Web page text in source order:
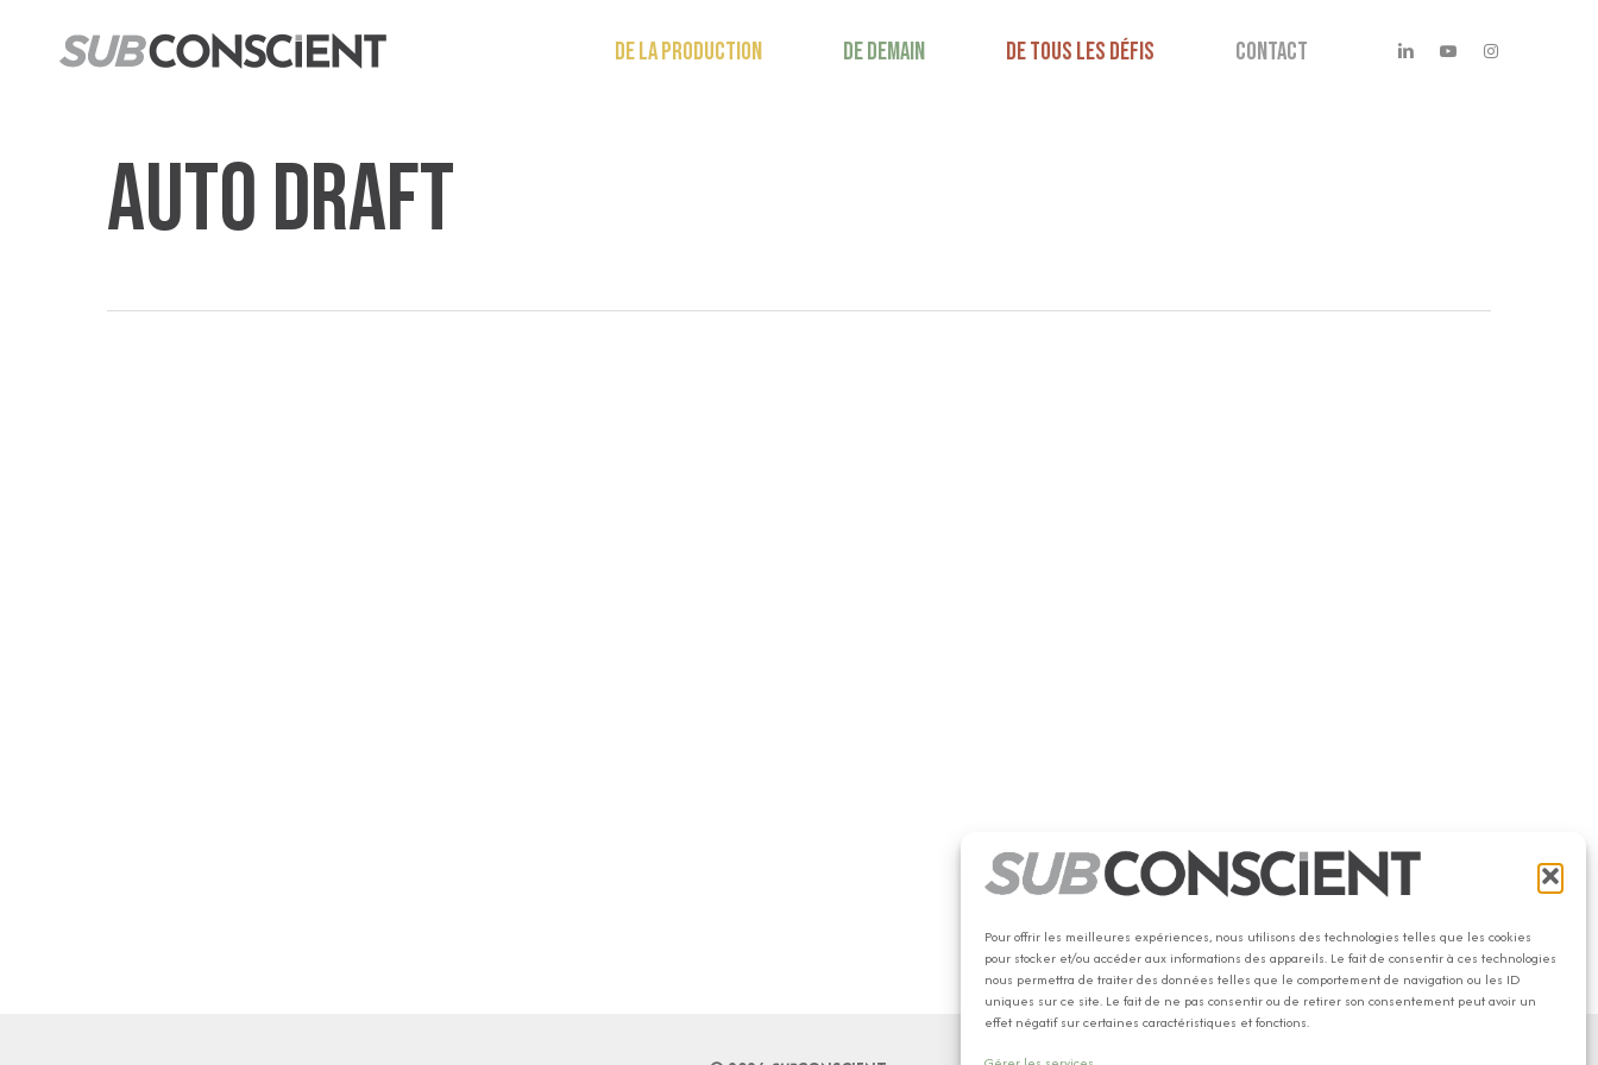
Pour offrir les meilleures expériences, nous utilisons des technologies telles que les cookies
pour stocker et/ou accéder aux informations des appareils. Le fait de consentir à ces technologies
nous permettra de traiter des données telles que le comportement de navigation ou les ID
uniques sur ce site. Le fait de ne pas consentir ou de retirer son consentement peut avoir un
effet négatif sur certaines caractéristiques et fonctions.
contenu DE LA PRODUCTION DE DEMAIN DE TOUS LES DÉFIS CONTACT linkedinyoutubeinstagram
Auto Draft